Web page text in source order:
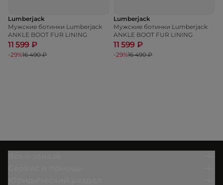
Lumberjack
Мужские ботинки Lumberjack
ANKLE BOOT FUR LINING
11 599 ₽
-29%16 490 ₽
Lumberjack
Мужские ботинки Lumberjack
ANKLE BOOT FUR LINING
11 599 ₽
-29%16 490 ₽